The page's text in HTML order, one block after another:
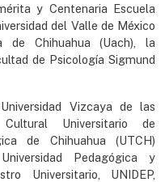
y Centenaria Escuela
del Valle de México
de Chihuahua (Uach), la
de Psicología Sigmund
Vizcaya de las
Universitario de
de Chihuahua (UTCH)
Pedagógica y
Universitario, UNIDEP,